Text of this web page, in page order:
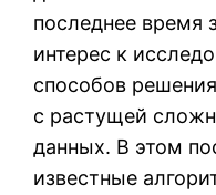
последнее время
интерес к
способов
с растущей
данных. В этом
известные